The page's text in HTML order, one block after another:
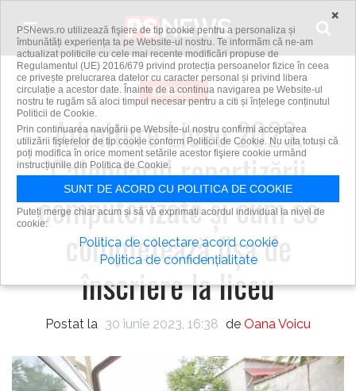
EDUCAȚIE
Admitere Liceu 2023.
Calendarul repartizării
computerizate și cum se
completează fișa de
înscriere la liceu
Postat la 30 iunie 2023, 16:38 de Oana Voicu
×
PSNews.ro utilizează fişiere de tip cookie pentru a personaliza și
îmbunătăți experiența ta pe Website-ul nostru. Te informăm că ne-am
actualizat politicile cu cele mai recente modificări propuse de
Regulamentul (UE) 2016/679 privind protecția persoanelor fizice în ceea
ce privește prelucrarea datelor cu caracter personal și privind libera
circulație a acestor date. Înainte de a continua navigarea pe Website-ul
nostru te rugăm să aloci timpul necesar pentru a citi și înțelege conținutul
Politicii de Cookie.
Prin continuarea navigării pe Website-ul nostru confirmi acceptarea
utilizării fişierelor de tip cookie conform Politicii de Cookie. Nu uita totuși că
poți modifica în orice moment setările acestor fişiere cookie urmând
instrucțiunile din Politica de Cookie.
SUNT DE ACORD CU POLITICA DE COOKIE
Puteți merge chiar acum și să vă exprimați acordul individual la nivel de
cookie:
Politica de colectare acord cookie
Politica de confidențialitate